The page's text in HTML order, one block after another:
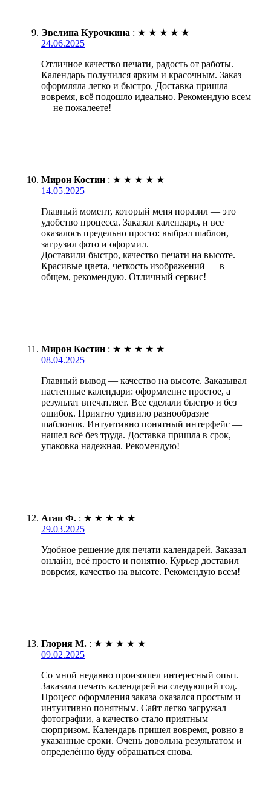
Эвелина Курочкина : ★ ★ ★ ★ ★
24.06.2025
Отличное качество печати, радость от работы.
Календарь получился ярким и красочным. Заказ
оформляла легко и быстро. Доставка пришла
вовремя, всё подошло идеально. Рекомендую всем
— не пожалеете!
Мирон Костин : ★ ★ ★ ★ ★
14.05.2025
Главный момент, который меня поразил — это
удобство процесса. Заказал календарь, и все
оказалось предельно просто: выбрал шаблон,
загрузил фото и оформил.
Доставили быстро, качество печати на высоте.
Красивые цвета, четкость изображений — в
общем, рекомендую. Отличный сервис!
Мирон Костин : ★ ★ ★ ★ ★
08.04.2025
Главный вывод — качество на высоте. Заказывал
настенные календари: оформление простое, а
результат впечатляет. Все сделали быстро и без
ошибок. Приятно удивило разнообразие
шаблонов. Интуитивно понятный интерфейс —
нашел всё без труда. Доставка пришла в срок,
упаковка надежная. Рекомендую!
Агап Ф. : ★ ★ ★ ★ ★
29.03.2025
Удобное решение для печати календарей. Заказал
онлайн, всё просто и понятно. Курьер доставил
вовремя, качество на высоте. Рекомендую всем!
Глория М. : ★ ★ ★ ★ ★
09.02.2025
Со мной недавно произошел интересный опыт.
Заказала печать календарей на следующий год.
Процесс оформления заказа оказался простым и
интуитивно понятным. Сайт легко загружал
фотографии, а качество стало приятным
сюрпризом. Календарь пришел вовремя, ровно в
указанные сроки. Очень довольна результатом и
определённо буду обращаться снова.